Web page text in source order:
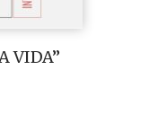
VIDA”